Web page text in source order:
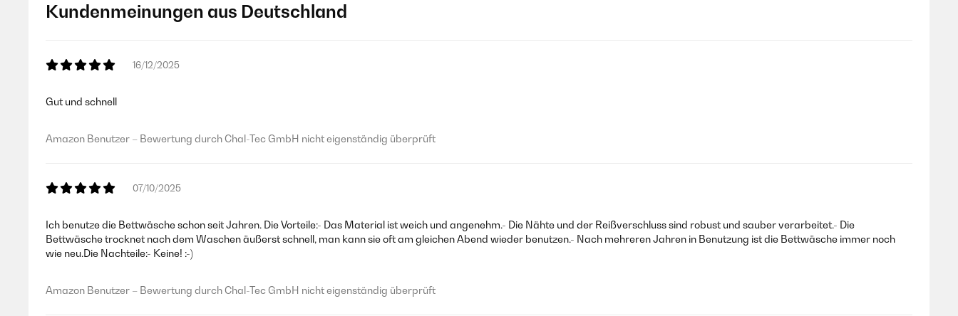
Kundenmeinungen aus Deutschland
16/12/2025
Gut und schnell
Amazon Benutzer – Bewertung durch Chal-Tec GmbH nicht eigenständig überprüft
07/10/2025
Ich benutze die Bettwäsche schon seit Jahren. Die Vorteile:- Das Material ist weich und angenehm.- Die Nähte und der Reißverschluss sind robust und sauber verarbeitet.- Die
Bettwäsche trocknet nach dem Waschen äußerst schnell, man kann sie oft am gleichen Abend wieder benutzen.- Nach mehreren Jahren in Benutzung ist die Bettwäsche immer noch
wie neu.Die Nachteile:- Keine! :-)
Amazon Benutzer – Bewertung durch Chal-Tec GmbH nicht eigenständig überprüft